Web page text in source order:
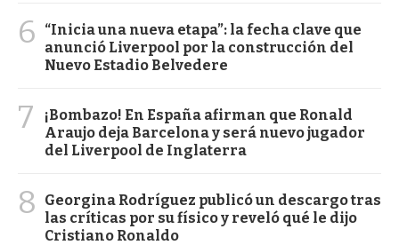
6
“Inicia una nueva etapa”: la fecha clave que
anunció Liverpool por la construcción del
Nuevo Estadio Belvedere
7
¡Bombazo! En España afirman que Ronald
Araujo deja Barcelona y será nuevo jugador
del Liverpool de Inglaterra
8
Georgina Rodríguez publicó un descargo tras
las críticas por su físico y reveló qué le dijo
Cristiano Ronaldo